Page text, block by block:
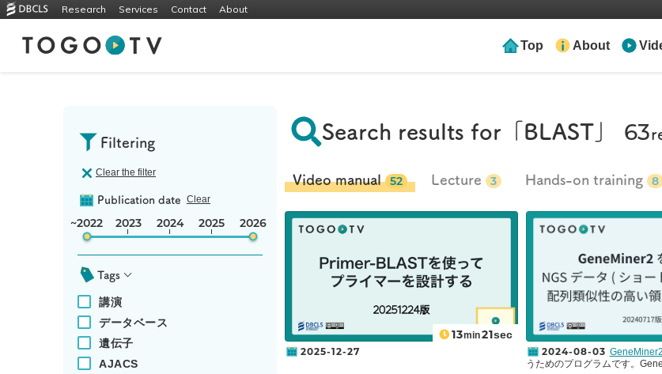
Research Services Contact About
Top About
Filtering
Clear the filter
Publication date Clear
~2022 2023 2024 2025 2026
Tags
講演
データベース
遺伝子
AJACS
Search results for 「BLAST」 63
Video manual 52 Lecture 3 Hands-on training 8
13min21sec
2025-12-27 2024-08-03 GeneMiner2
うためのプログラムです。